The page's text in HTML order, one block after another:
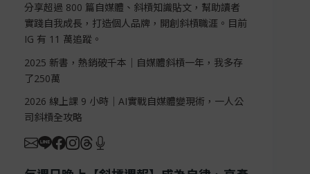
分享超過 800 篇自媒體、斜槓知識貼文，幫助讀者
實踐自我成長，打造個人品牌，開創斜槓職涯。目前
IG 有 11 萬追蹤。
2025 新書，熱銷破千本｜自媒體斜槓一年，我多存
了250萬
2026 線上課 9 小時｜AI實戰自媒體變現術，一人公
司斜槓全攻略